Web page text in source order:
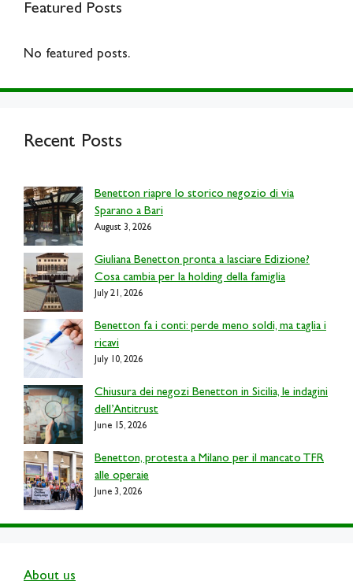
Featured Posts
No featured posts.
Recent Posts
Benetton riapre lo storico negozio di via
Sparano a Bari
August 3, 2026
Giuliana Benetton pronta a lasciare Edizione?
Cosa cambia per la holding della famiglia
July 21, 2026
Benetton fa i conti: perde meno soldi, ma taglia i
ricavi
July 10, 2026
Chiusura dei negozi Benetton in Sicilia, le indagini
dell’Antitrust
June 15, 2026
Benetton, protesta a Milano per il mancato TFR
alle operaie
June 3, 2026
About us